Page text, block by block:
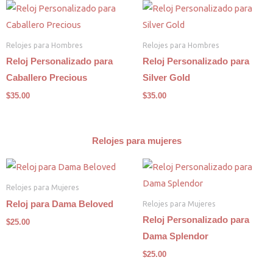
Relojes para Hombres
Reloj Personalizado para
Caballero Precious
$35.00
Relojes para Hombres
Reloj Personalizado para
Silver Gold
$35.00
Relojes para mujeres
Relojes para Mujeres
Reloj para Dama Beloved
$25.00
Relojes para Mujeres
Reloj Personalizado para
Dama Splendor
$25.00